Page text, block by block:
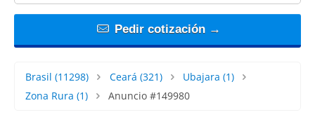
Pedir cotización →
Brasil (11298) Ceará (321) Ubajara (1)
Zona Rura (1) Anuncio #149980